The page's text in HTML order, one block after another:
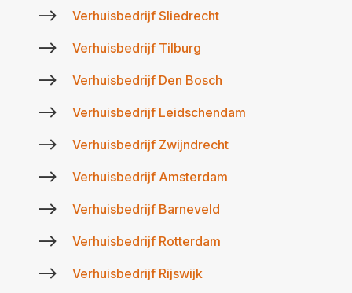
$ Verhuisbedrijf Sliedrecht
$ Verhuisbedrijf Tilburg
$ Verhuisbedrijf Den Bosch
$ Verhuisbedrijf Leidschendam
$ Verhuisbedrijf Zwijndrecht
$ Verhuisbedrijf Amsterdam
$ Verhuisbedrijf Barneveld
$ Verhuisbedrijf Rotterdam
$ Verhuisbedrijf Rijswijk